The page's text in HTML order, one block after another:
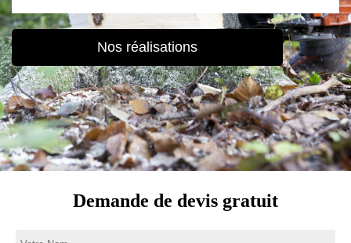
Nos réalisations
Demande de devis gratuit